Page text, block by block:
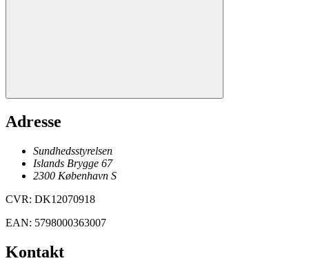
Adresse
Sundhedsstyrelsen
Islands Brygge 67
2300 København S
CVR: DK12070918
EAN: 5798000363007
Kontakt